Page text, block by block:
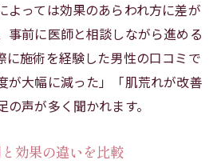
よっては効果のあらわれ方に差が
事前に医師と相談しながら進める
に施術を経験した男性の口コミで
が大幅に減った」「肌荒れが改善
声が多く聞かれます。
効果の違いを比較